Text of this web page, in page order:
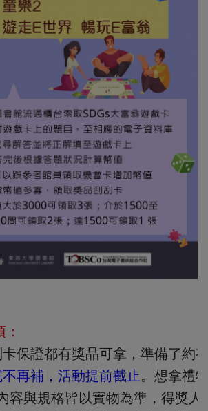
卡保證都有獎品可拿，準備了約
再補，活動提前截止。想拿禮
內容與規格皆以實物為準，得獎